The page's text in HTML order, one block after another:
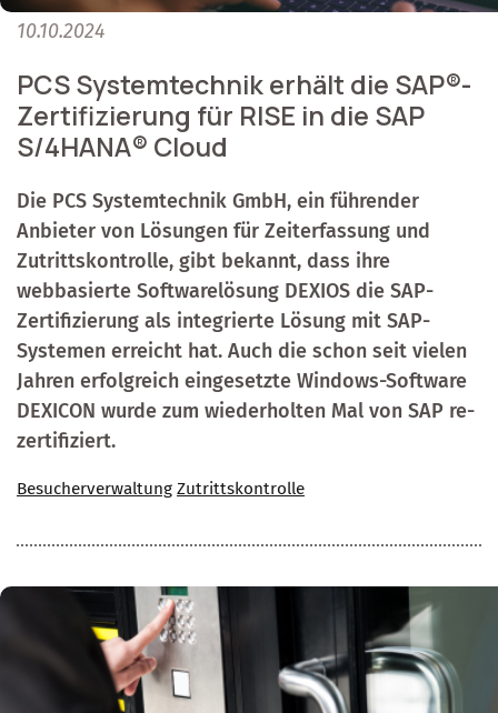
10.10.2024
PCS Systemtechnik erhält die SAP®-
Zertifizierung für RISE in die SAP
S/4HANA® Cloud
Die PCS Systemtechnik GmbH, ein führender
Anbieter von Lösungen für Zeiterfassung und
Zutrittskontrolle, gibt bekannt, dass ihre
webbasierte Softwarelösung DEXIOS die SAP-
Zertifizierung als integrierte Lösung mit SAP-
Systemen erreicht hat. Auch die schon seit vielen
Jahren erfolgreich eingesetzte Windows-Software
DEXICON wurde zum wiederholten Mal von SAP re-
zertifiziert.
Besucherverwaltung Zutrittskontrolle